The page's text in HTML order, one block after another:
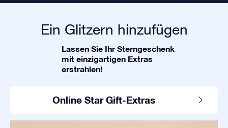
Ein Glitzern hinzufügen
Lassen Sie Ihr Sterngeschenk
mit einzigartigen Extras
erstrahlen!
Online Star Gift-Extras